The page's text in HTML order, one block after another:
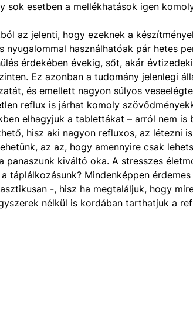
sok esetben a mellékhatások igen
az jelenti, hogy ezeknek a
nyugalommal használhatóak pár hetes
érdekében évekig, sőt, akár
Ez azonban a tudomány jelenlegi
és emellett nagyon súlyos
reflux is járhat komoly
elhagyjuk a tablettákat – arról nem is
hisz aki nagyon refluxos, az létezni
az az, hogy amennyire csak
kiváltó oka. A stresszes
táplálkozásunk? Mindenképpen
-, hisz ha megtaláljuk, hogy
nélkül is kordában tarthatjuk a